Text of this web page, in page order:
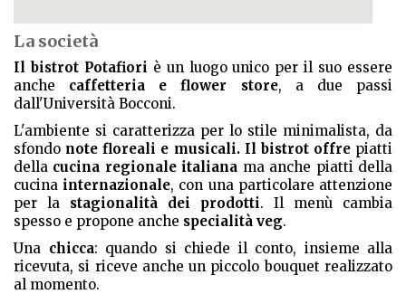
La società
Il bistrot Potafiori è un luogo unico per il suo essere
anche caffetteria e flower store, a due passi
dall'Università Bocconi.
L'ambiente si caratterizza per lo stile minimalista, da
sfondo note floreali e musicali. Il bistrot offrepiatti
della cucina regionale italiana ma anche piatti della
cucina internazionale, con una particolare attenzione
per la stagionalità dei prodotti. Il menù cambia
spesso e propone anche specialità veg.
Una chicca: quando si chiede il conto, insieme alla
ricevuta, si riceve anche un piccolo bouquet realizzato
al momento.